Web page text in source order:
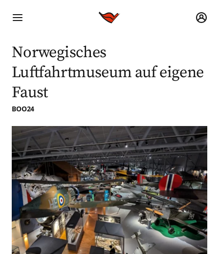
Norwegisches
Luftfahrtmuseum auf eigene
Faust
BOO24